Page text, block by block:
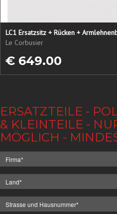
Le Corbusier
€ 649.00
ERSATZTEILE -
& KLEINTEILE -
MÖGLICH -